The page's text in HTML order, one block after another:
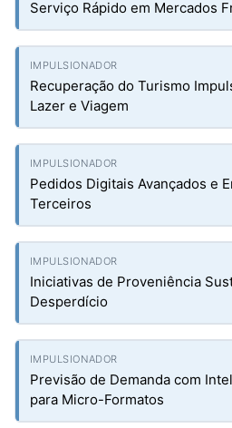
Serviço Rápido em Mercados
Recuperação do Turismo
Lazer e Viagem
Pedidos Digitais Avançados e
Terceiros
Iniciativas de Proveniência
Desperdício
Previsão de Demanda com
para Micro-Formatos